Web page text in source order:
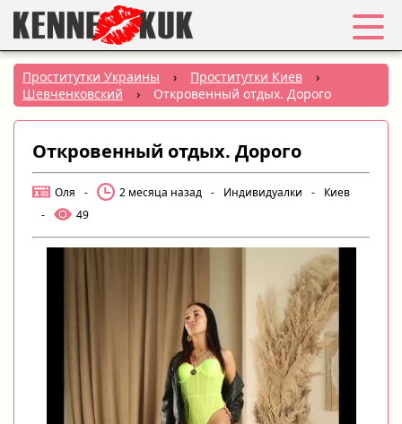
Избранное
Вход
Регистрация
Города:
РУС|
УКР
Создать объявление
Проститутки Украины › Проститутки Киев
›
Шевченковский
› Откровенный отдых. Дорого
Откровенный отдых. Дорого
Оля - 2 месяца назад - Индивидуалки -
Киев
-
49